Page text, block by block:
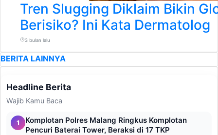
Tren Slugging Diklaim Bikin
Berisiko? Ini Kata Dermatolog
3 bulan lalu
BERITA LAINNYA
Headline Berita
Wajib Kamu Baca
1
Komplotan Polres Malang Ringkus Komplotan
Pencuri Baterai Tower, Beraksi di 17 TKP